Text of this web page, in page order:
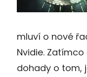
mluví o nové
Nvidie.
dohady o tom,